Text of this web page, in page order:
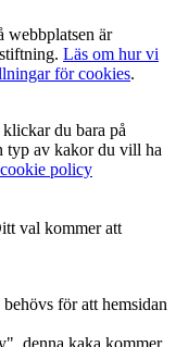
är
Läs om hur vi
för cookies.
du bara på
typ av kakor du vill ha
policy
val kommer att
för att hemsidan
denna kaka kommer